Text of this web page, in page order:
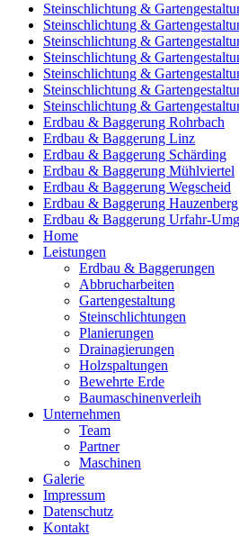
Steinschlichtung &
Steinschlichtung &
Steinschlichtung &
Steinschlichtung &
Steinschlichtung &
Steinschlichtung &
Steinschlichtung &
Erdbau & Baggerung Rohrbach
Erdbau & Baggerung Linz
Erdbau & Baggerung Schärding
Erdbau & Baggerung Mühlviertel
Erdbau & Baggerung Wegscheid
Erdbau & Baggerung Hauzenberg
Erdbau & Baggerung Urfahr-
Home
Leistungen
Erdbau & Baggerungen
Abbrucharbeiten
Gartengestaltung
Steinschlichtungen
Planierungen
Drainagierungen
Holzspaltungen
Bewehrte Erde
Baumaschinenverleih
Unternehmen
Team
Partner
Maschinen
Galerie
Impressum
Datenschutz
Kontakt